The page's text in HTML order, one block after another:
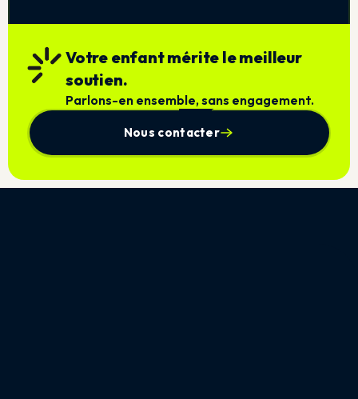
Votre enfant mérite le meilleur
soutien.
Parlons-en ensemble, sans engagement.
Nous contacter